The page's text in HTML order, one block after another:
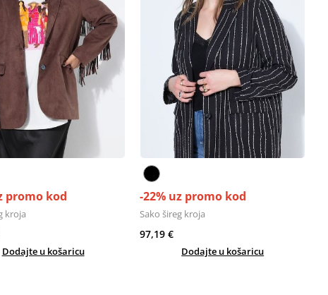
promo kod
kroja
Dodajte u košaricu
-22% uz promo kod
Sako šireg kroja
97,19 €
Dodajte u košaricu